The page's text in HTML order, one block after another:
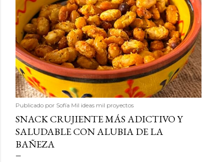
Publicado por Sofía Mil ideas mil proyectos
SNACK CRUJIENTE MÁS ADICTIVO Y
SALUDABLE CON ALUBIA DE LA
BAÑEZA